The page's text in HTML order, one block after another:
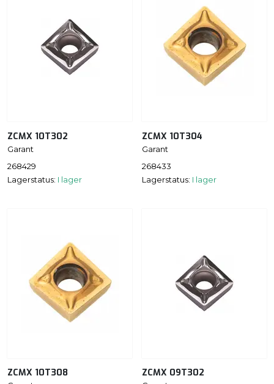
ZCMX 10T302
Garant
268429
Lagerstatus: I lager
ZCMX 10T304
Garant
268433
Lagerstatus: I lager
ZCMX 10T308 ZCMX 09T302